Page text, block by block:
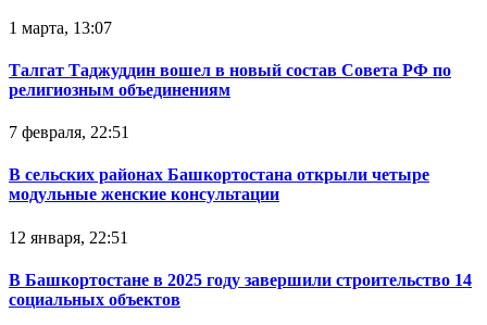
1 марта, 13:07
Талгат Таджуддин вошел в новый состав Совета РФ по
религиозным объединениям
7 февраля, 22:51
В сельских районах Башкортостана открыли четыре
модульные женские консультации
12 января, 22:51
В Башкортостане в 2025 году завершили строительство 14
социальных объектов